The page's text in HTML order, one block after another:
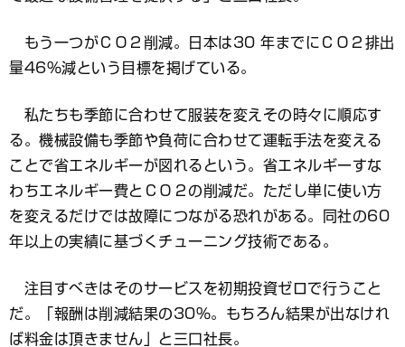
もう一つがＣＯ２削減。日本は30 年までにＣＯ２排出
量46％減という目標を掲げている。
私たちも季節に合わせて服装を変えその時々に順応す
る。機械設備も季節や負荷に合わせて運転手法を変える
ことで省エネルギーが図れるという。省エネルギーすな
わちエネルギー費とＣＯ２の削減だ。ただし単に使い方
を変えるだけでは故障につながる恐れがある。同社の60
年以上の実績に基づくチューニング技術である。
注目すべきはそのサービスを初期投資ゼロで行うこと
だ。「報酬は削減結果の30％。もちろん結果が出なけれ
ば料金は頂きません」と三口社長。